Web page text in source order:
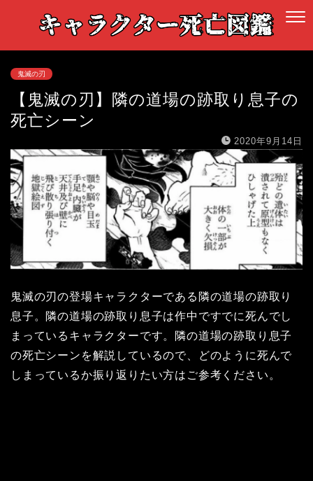
鬼滅の刃
【鬼滅の刃】隣の道場の跡取り息子の
死亡シーン
2020年9月14日
鬼滅の刃の登場キャラクターである隣の道場の跡取り
息子。隣の道場の跡取り息子は作中ですでに死んでし
まっているキャラクターです。隣の道場の跡取り息子
の死亡シーンを解説しているので、どのように死んで
しまっているか振り返りたい方はご参考ください。